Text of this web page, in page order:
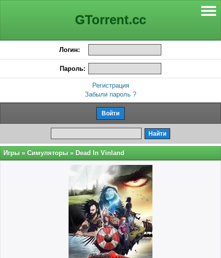
GTorrent.cc
Логин:
Пароль:
Регистрация
Забыли пароль ?
Игры » Симуляторы » Dead In Vinland